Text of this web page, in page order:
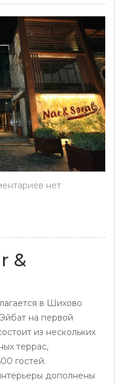
нет
&
в Шихово
на первой
из нескольких
террас,
гостей.
дополнены